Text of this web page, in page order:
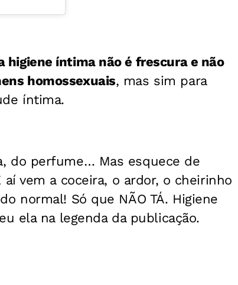
higiene íntima não é frescura e não
homossexuais, mas sim para
íntima.
do perfume… Mas esquece de
vem a coceira, o ardor, o cheirinho
normal! Só que NÃO TÁ. Higiene
ela na legenda da publicação.